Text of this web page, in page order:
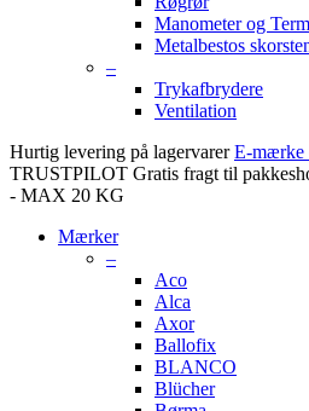
Manometer og
Metalbestos
–
Trykafbrydere
Ventilation
Hurtig levering på lagervarer E-mærke
TRUSTPILOT Gratis fragt til
- MAX 20 KG
Mærker
–
Aco
Alca
Axor
Ballofix
BLANCO
Blücher